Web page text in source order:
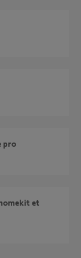
pro